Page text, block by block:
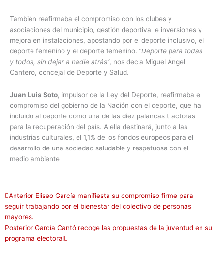
También reafirmaba el compromiso con los clubes y
asociaciones del municipio, gestión deportiva e inversiones y
mejora en instalaciones, apostando por el deporte inclusivo, el
deporte femenino y el deporte femenino. “Deporte para todas
y todos, sin dejar a nadie atrás”, nos decía Miguel Ángel
Cantero, concejal de Deporte y Salud.
Juan Luis Soto, impulsor de la Ley del Deporte, reafirmaba el
compromiso del gobierno de la Nación con el deporte, que ha
incluido al deporte como una de las diez palancas tractoras
para la recuperación del país. A ella destinará, junto a las
industrias culturales, el 1,1% de los fondos europeos para el
desarrollo de una sociedad saludable y respetuosa con el
medio ambiente
Ant
Anterior Eliseo García manifiesta su compromiso firme para
seguir trabajando por el bienestar del colectivo de personas
mayores.
Posterior García Cantó recoge las propuestas de la juventud en su
programa electoral
Siguiente